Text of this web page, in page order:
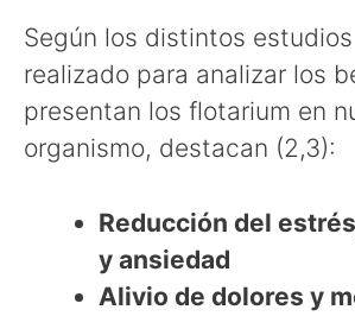
Según los distintos
realizado para analizar los
presentan los flotarium en
organismo, destacan (2,3):
Reducción del
y ansiedad
Alivio de dolores y